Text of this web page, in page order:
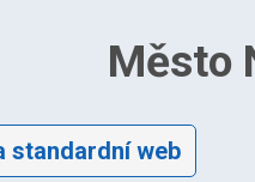
Město
standardní web